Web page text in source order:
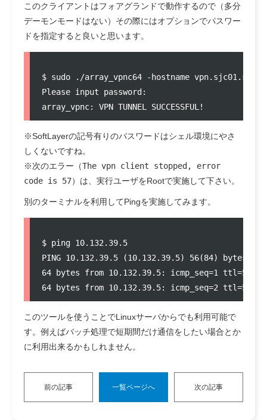
このクライアントはフォアグランドで動作するので（多分
デーモンモードはない）その際にはオプションでパスワー
ドを指定すると良いと思います。
$ sudo ./array_vpnc64 -hostname
Please input password:
※SoftLayerの記号有りのパスワードはシェル環境にやさ
しくないですね。
※次のエラー（The vpn client stopped, error
code is 57）は、実行ユーザをRootで実施して下さい。
別のターミナルを利用してPingを実施してみます。
$ ping 10.132.39.5
PING 10.132.39.5 (10.132.39.5) 56(84) bytes of
64 bytes from 10.132.39.5: icmp_seq=1 ttl=56
このツールを使うことでLinuxサーバからでも利用可能で
す。例えばバッチ処理で短期間だけ通信をしたい場合とか
に利用出来るかもしれません。
前の記事 一覧ページへ 次の記事